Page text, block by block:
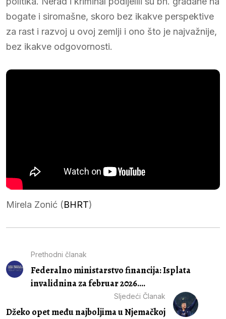
bogate i siromašne, skoro bez ikakve perspektive
za rast i razvoj u ovoj zemlji i ono što je najvažnije,
bez ikakve odgovornosti.
Mirela Zonić (BHRT)
Prethodni članak
Federalno ministarstvo financija: Isplata
invalidnina za februar 2026....
Sljedeći Članak
Džeko opet među najboljima u Njemačkoj